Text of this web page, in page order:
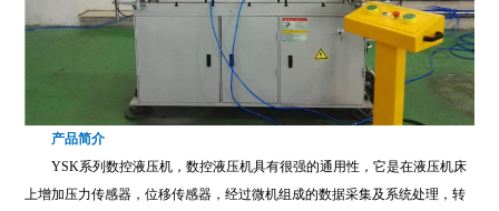
产品简介
YSK系列数控液压机，数控液压机具有很强的通用性，它是在液压机床
上增加压力传感器，位移传感器，经过微机组成的数据采集及系统处理，转